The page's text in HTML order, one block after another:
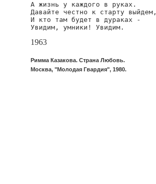
А жизнь у каждого в руках.
Давайте честно к старту выйдем,
И кто там будет в дураках -
Увидим, умники! Увидим.
1963
Римма Казакова. Страна Любовь.
Москва, "Молодая Гвардия", 1980.